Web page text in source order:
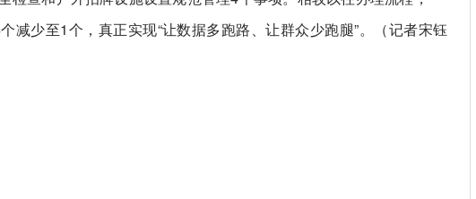
减少至1个，真正实现“让数据多跑路、让群众少跑腿”。（记者宋钰